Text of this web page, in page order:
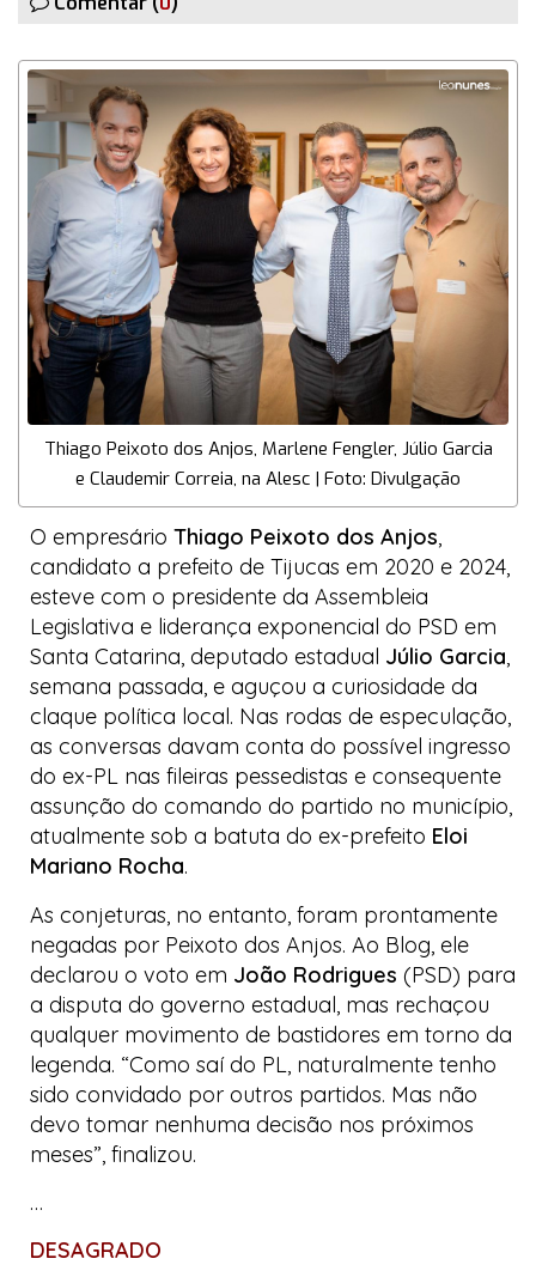
Thiago Peixoto dos Anjos, Marlene Fengler, Júlio Garcia
e Claudemir Correia, na Alesc | Foto: Divulgação
O empresário Thiago Peixoto dos Anjos,
candidato a prefeito de Tijucas em 2020 e 2024,
esteve com o presidente da Assembleia
Legislativa e liderança exponencial do PSD em
Santa Catarina, deputado estadual Júlio Garcia,
semana passada, e aguçou a curiosidade da
claque política local. Nas rodas de especulação,
as conversas davam conta do possível ingresso
do ex-PL nas fileiras pessedistas e consequente
assunção do comando do partido no município,
atualmente sob a batuta do ex-prefeito Eloi
Mariano Rocha.
As conjeturas, no entanto, foram prontamente
negadas por Peixoto dos Anjos. Ao Blog, ele
declarou o voto em João Rodrigues (PSD) para
a disputa do governo estadual, mas rechaçou
qualquer movimento de bastidores em torno da
legenda. “Como saí do PL, naturalmente tenho
sido convidado por outros partidos. Mas não
devo tomar nenhuma decisão nos próximos
meses”, finalizou.
…
DESAGRADO